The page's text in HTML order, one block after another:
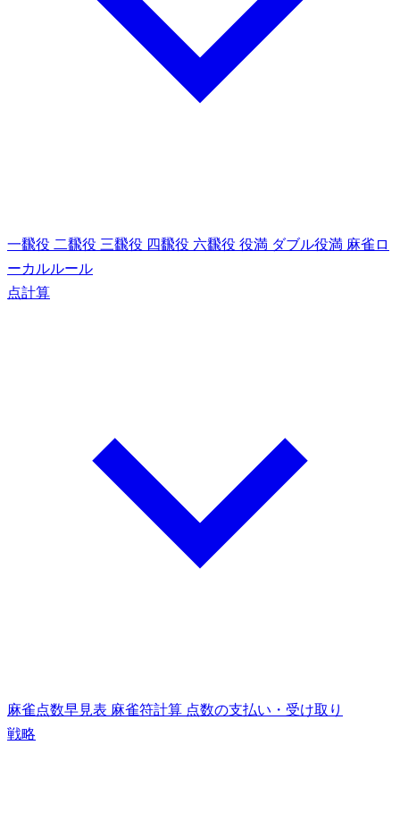
一飜役 二飜役 三飜役 四飜役 六飜役 役満 ダブル役満 麻雀ロ
ーカルルール
点計算
麻雀点数早見表 麻雀符計算 点数の支払い・受け取り
戦略